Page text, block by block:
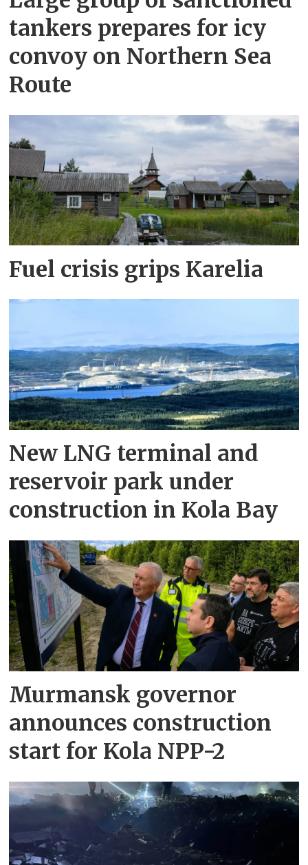
tankers prepares for icy
convoy on Northern Sea
Route
Fuel crisis grips Karelia
New LNG terminal and
reservoir park under
construction in Kola Bay
Murmansk governor
announces construction
start for Kola NPP-2